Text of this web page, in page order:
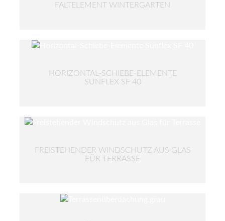
FALTELEMENT WINTERGARTEN
HORIZONTAL-SCHIEBE-ELEMENTE
SUNFLEX SF 40
FREISTEHENDER WINDSCHUTZ AUS GLAS
FÜR TERRASSE